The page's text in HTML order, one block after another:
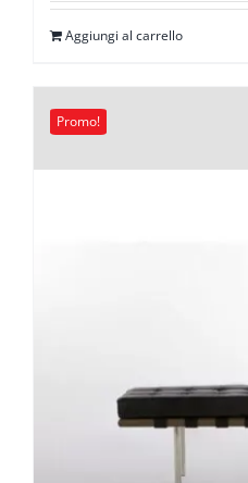
originale
era:
Aggiungi al carrello
Promo!